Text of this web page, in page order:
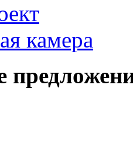
камера